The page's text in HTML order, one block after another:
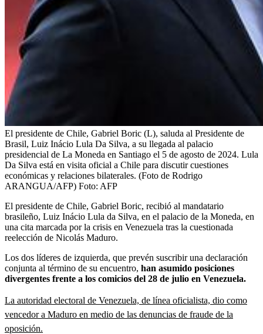
El presidente de Chile, Gabriel Boric (L), saluda al Presidente de
Brasil, Luiz Inácio Lula Da Silva, a su llegada al palacio
presidencial de La Moneda en Santiago el 5 de agosto de 2024. Lula
Da Silva está en visita oficial a Chile para discutir cuestiones
económicas y relaciones bilaterales. (Foto de Rodrigo
ARANGUA/AFP) Foto: AFP
El presidente de Chile, Gabriel Boric, recibió al mandatario
brasileño, Luiz Inácio Lula da Silva, en el palacio de la Moneda, en
una cita marcada por la crisis en Venezuela tras la cuestionada
reelección de Nicolás Maduro.
Los dos líderes de izquierda, que prevén suscribir una declaración
conjunta al término de su encuentro, han asumido posiciones
divergentes frente a los comicios del 28 de julio en Venezuela.
La autoridad electoral de Venezuela, de línea oficialista, dio como
vencedor a Maduro en medio de las denuncias de fraude de la
oposición.